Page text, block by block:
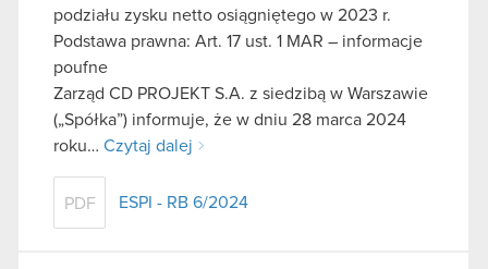
podziału zysku netto osiągniętego w 2023 r.
Podstawa prawna: Art. 17 ust. 1 MAR – informacje
poufne
Zarząd CD PROJEKT S.A. z siedzibą w Warszawie
(„Spółka”) informuje, że w dniu 28 marca 2024
roku… Czytaj dalej
PDF ESPI - RB 6/2024